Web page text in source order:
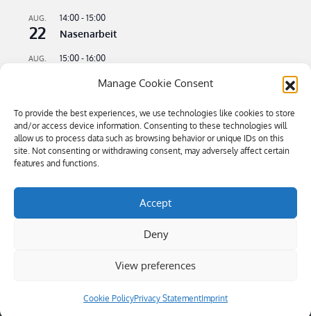
Manage Cookie Consent
To provide the best experiences, we use technologies like cookies to store
and/or access device information. Consenting to these technologies will
allow us to process data such as browsing behavior or unique IDs on this
site. Not consenting or withdrawing consent, may adversely affect certain
features and functions.
Accept
Deny
View preferences
Cookie PolicyPrivacy StatementImprint
AUG.
22
14:00 -15:00
Nasenarbeit
AUG. 15:00 -16:00
23 Flusswandern – kühle Pfoten an heißen Tagen
SEP.
4
16:00- 18:30
Bitte kommen – Kommen auf Ruf Teil 3
Öffnungszeiten: Mi-Sa 9.00-19.00, So 10.00-16.00 | Tel 0043 680
All Rights Reserved | Mega Blog byTheme Palace